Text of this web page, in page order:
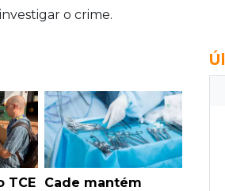
o crime.
TCE
Cade mantém